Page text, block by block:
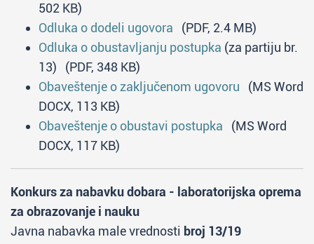
502 KB)
Odluka o dodeli ugovora (PDF, 2.4 MB)
Odluka o obustavljanju postupka (za partiju br.
13) (PDF, 348 KB)
Obaveštenje o zaključenom ugovoru (MS Word
DOCX, 113 KB)
Obaveštenje o obustavi postupka (MS Word
DOCX, 117 KB)
Konkurs za nabavku dobara - laboratorijska oprema
za obrazovanje i nauku
Javna nabavka male vrednosti broj 13/19